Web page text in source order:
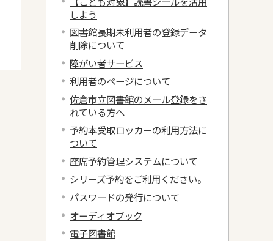
しよう
図書館長期未利用者の登録データ
削除について
障がい者サービス
利用者のページについて
佐倉市立図書館のメール登録をさ
れている方へ
予約本受取ロッカーの利用方法に
ついて
座席予約管理システムについて
シリーズ予約をご利用ください。
パスワードの発行について
オーディオブック
電子図書館